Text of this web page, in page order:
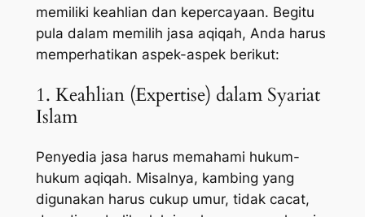
memiliki keahlian dan kepercayaan. Begitu
pula dalam memilih jasa aqiqah, Anda harus
memperhatikan aspek-aspek berikut:
1. Keahlian (Expertise) dalam Syariat
Islam
Penyedia jasa harus memahami hukum-
hukum aqiqah. Misalnya, kambing yang
digunakan harus cukup umur, tidak cacat,